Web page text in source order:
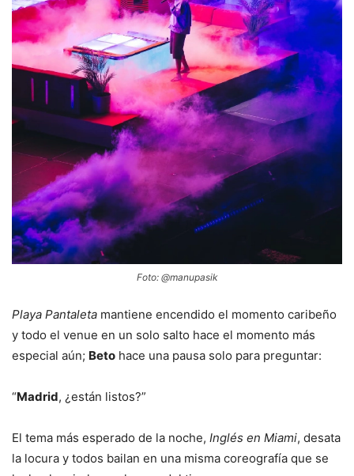
Foto: @manupasik
Playa Pantaleta mantiene encendido el momento caribeño
y todo el venue en un solo salto hace el momento más
especial aún; Beto hace una pausa solo para preguntar:
“Madrid, ¿están listos?”
El tema más esperado de la noche, Inglés en Miami, desata
la locura y todos bailan en una misma coreografía que se